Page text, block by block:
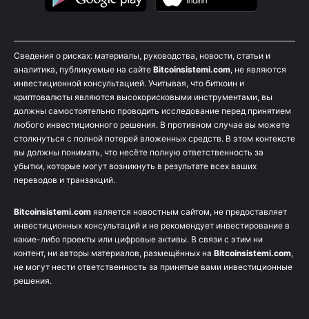
Сведения о рисках: материалы, руководства, новости, статьи и
аналитика, публикуемые на сайте Bitcoinsistemi.com, не являются
инвестиционной консультацией. Учитывая, что биткоин и
криптовалюты являются высокорисковыми инструментами, вы
должны самостоятельно проводить исследование перед принятием
любого инвестиционного решения. В противном случае вы можете
столкнуться с полной потерей вложенных средств. В этом контексте
вы должны понимать, что несёте полную ответственность за
убытки, которые могут возникнуть в результате всех ваших
переводов и транзакций.
Bitcoinsistemi.com является новостным сайтом, не предоставляет
инвестиционных консультаций и не рекомендует инвестирование в
какие-либо проекты или цифровые активы. В связи с этим ни
контент, ни авторы материалов, размещённых на Bitcoinsistemi.com,
не могут нести ответственность за принятые вами инвестиционные
решения.